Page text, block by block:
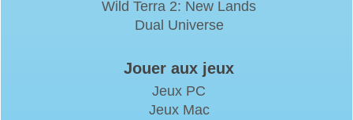
Wild Terra 2: New Lands
Dual Universe
Jouer aux jeux
Jeux PC
Jeux Mac